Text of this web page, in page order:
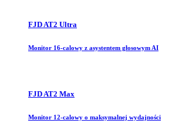
FJD AT2 Ultra
Monitor 16-calowy z asystentem głosowym AI
FJD AT2 Max
Monitor 12-calowy o maksymalnej wydajności